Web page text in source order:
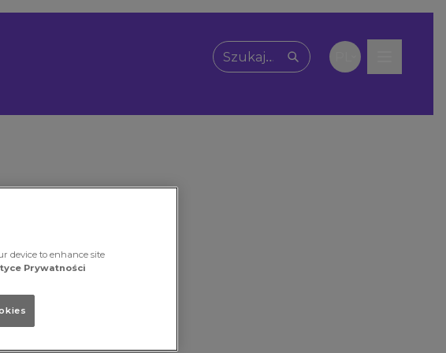
Wpisz, czego szukasz
device to enhance site
Prywatności